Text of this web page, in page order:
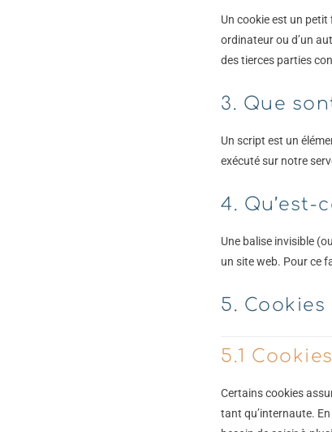
Un cookie est un
ordinateur ou d’un
des tierces parties
3. Que
Un script est un
exécuté sur notre
4. Qu’est-
Une balise invisible
un site web. Pour ce
5. Cookies
5.1
Certains cookies
tant qu’internaute.